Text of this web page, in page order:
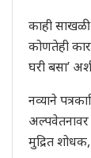
काही साखळी
कोणतेही
घरी बसा’
नव्याने
अल्पवेतनावर
मुद्रित